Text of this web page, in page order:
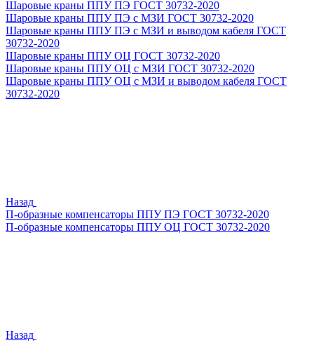
Шаровые краны ППУ ПЭ ГОСТ 30732-2020
Шаровые краны ППУ ПЭ с МЗИ ГОСТ 30732-2020
Шаровые краны ППУ ПЭ с МЗИ и выводом кабеля ГОСТ
30732-2020
Шаровые краны ППУ ОЦ ГОСТ 30732-2020
Шаровые краны ППУ ОЦ с МЗИ ГОСТ 30732-2020
Шаровые краны ППУ ОЦ с МЗИ и выводом кабеля ГОСТ
30732-2020
Назад
П-образные компенсаторы ППУ ПЭ ГОСТ 30732-2020
П-образные компенсаторы ППУ ОЦ ГОСТ 30732-2020
Назад